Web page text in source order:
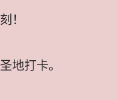
！
地打卡。